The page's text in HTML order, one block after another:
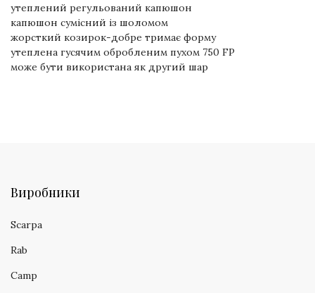
утеплений регульований капюшон
капюшон сумісний із шоломом
жорсткий козирок-добре тримає форму
утеплена гусячим обробленим пухом 750 FP
може бути використана як другий шар
Виробники
Scarpa
Rab
Camp